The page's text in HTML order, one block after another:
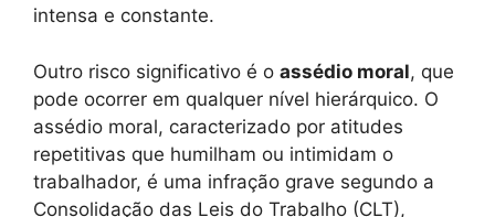
intensa e constante.
Outro risco significativo é o assédio moral, que
pode ocorrer em qualquer nível hierárquico. O
assédio moral, caracterizado por atitudes
repetitivas que humilham ou intimidam o
trabalhador, é uma infração grave segundo a
Consolidação das Leis do Trabalho (CLT),